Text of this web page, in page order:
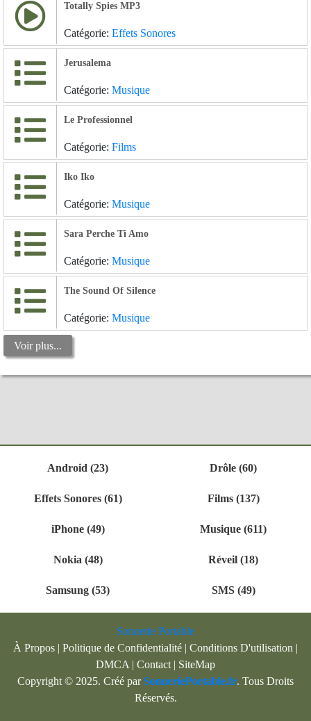
Totally Spies MP3
Catégorie: Effets Sonores
Jerusalema
Catégorie: Musique
Le Professionnel
Catégorie: Films
Iko Iko
Catégorie: Musique
Sara Perche Ti Amo
Catégorie: Musique
The Sound Of Silence
Catégorie: Musique
Voir plus...
Android (23) Drôle (60)
Effets Sonores (61) Films (137)
iPhone (49) Musique (611)
Nokia (48) Réveil (18)
Samsung (53) SMS (49)
Sonnerie Portable
À Propos | Politique de Confidentialité | Conditions D'utilisation |
DMCA | Contact | SiteMap
Copyright © 2025. Créé parSonneriePortable.fr. Tous Droits
Réservés.